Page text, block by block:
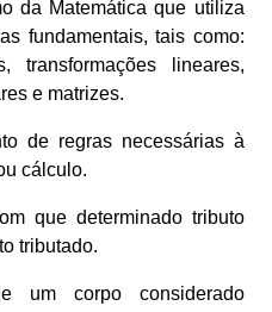
da Matemática que utiliza
fundamentais, tais como:
transformações lineares,
e matrizes.
de regras necessárias à
cálculo.
que determinado tributo
tributado.
um corpo considerado